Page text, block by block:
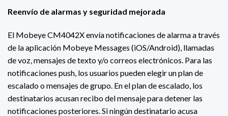
Reenvío de alarmas y seguridad mejorada
El Mobeye CM4042X envía notificaciones de alarma a través
de la aplicación Mobeye Messages (iOS/Android), llamadas
de voz, mensajes de texto y/o correos electrónicos. Para las
notificaciones push, los usuarios pueden elegir un plan de
escalado o mensajes de grupo. En el plan de escalado, los
destinatarios acusan recibo del mensaje para detener las
notificaciones posteriores. Si ningún destinatario acusa